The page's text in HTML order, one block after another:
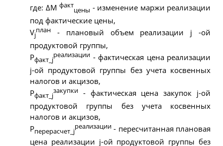
где: ΔM факт
цены - изменение маржи реализации
под фактические цены,
Vj
план - плановый объем реализации j -ой
продуктовой группы,
Рфакт_j
реализации - фактическая цена реализации
j-ой продуктовой группы без учета косвенных
налогов и акцизов,
Рфакт_j
закупки - фактическая цена закупок j-ой
продуктовой группы без учета косвенных
налогов и акцизов,
Рперерасчет_j
реализации - пересчитанная плановая
цена реализации j-ой продуктовой группы без